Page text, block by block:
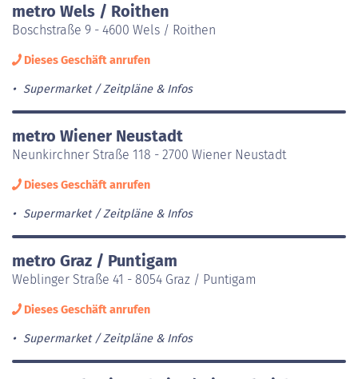
metro Wels / Roithen
Boschstraße 9 - 4600 Wels / Roithen
Dieses Geschäft anrufen
Supermarket Zeitpläne & Infos
metro Wiener Neustadt
Neunkirchner Straße 118 - 2700 Wiener Neustadt
Dieses Geschäft anrufen
Supermarket Zeitpläne & Infos
metro Graz / Puntigam
Weblinger Straße 41 - 8054 Graz / Puntigam
Dieses Geschäft anrufen
Supermarket Zeitpläne & Infos